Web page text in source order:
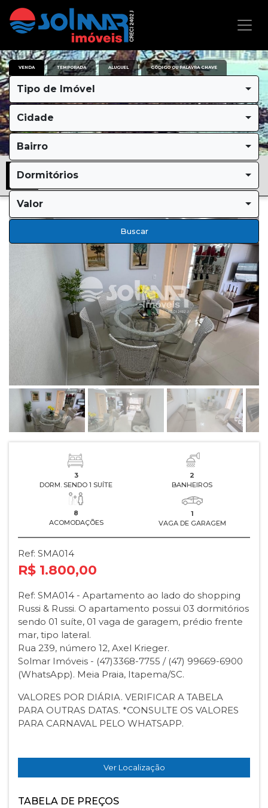
VENDA TEMPORADA ALUGUEL CÓDIGO OU PALAVRA CHAVE
Tipo de Imóvel
Cidade
Bairro
Dormitórios
Valor
Buscar
3
DORM. SENDO 1 SUÍTE
2
BANHEIROS
8
ACOMODAÇÕES
1
VAGA DE GARAGEM
Ref: SMA014
R$ 1.800,00
Ref: SMA014 - Apartamento ao lado do shopping
Russi & Russi. O apartamento possui 03 dormitórios
sendo 01 suíte, 01 vaga de garagem, prédio frente
mar, tipo lateral.
Rua 239, número 12, Axel Krieger.
Solmar Imóveis - (47)3368-7755 / (47) 99669-6900
(WhatsApp). Meia Praia, Itapema/SC.
VALORES POR DIÁRIA. VERIFICAR A TABELA
PARA OUTRAS DATAS. *CONSULTE OS VALORES
PARA CARNAVAL PELO WHATSAPP.
Ver Localização
TABELA DE PREÇOS